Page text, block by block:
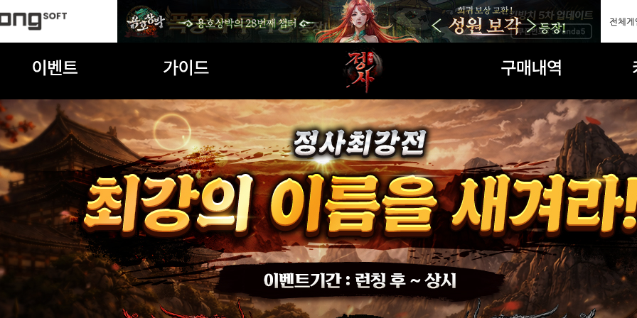
진행중인 이벤트
초보자가이드
세계관
게임특징
무공계열
아이템확률
구매내역
마일리지상점